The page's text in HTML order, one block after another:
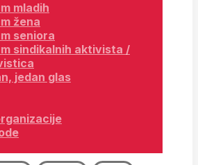
mladih
žena
seniora
sindikalnih aktivista /
jedan glas